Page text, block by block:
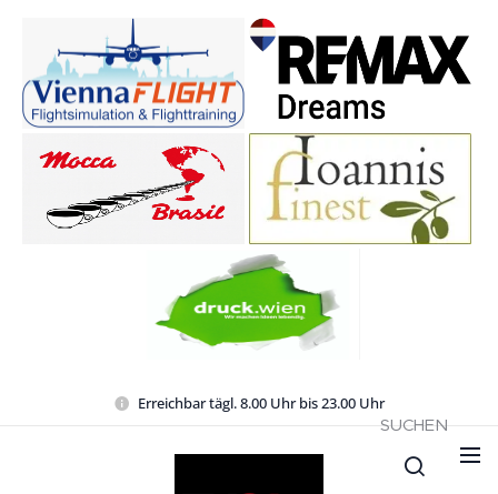
Erreichbar tägl. 8.00 Uhr bis 23.00 Uhr
SUCHEN